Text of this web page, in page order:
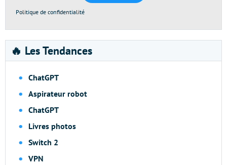
Politique de confidentialité
🔥 Les Tendances
ChatGPT
Aspirateur robot
ChatGPT
Livres photos
Switch 2
VPN